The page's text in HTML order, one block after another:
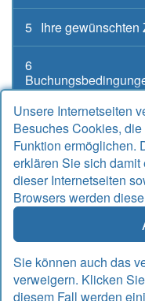
Unsere Internetseiten
Besuches Cookies,
Funktion ermöglichen.
erklären Sie sich
dieser Internetseiten
Browsers werden
Sie können auch das
verweigern. Klicken
diesem Fall werden
5 Ihre
6
Buchungsanfrage
Kontakt
Alter Sielweg 17 A
Telefon 04971 912667
Telefax
04971 925764
Email
info@rudek-
www.rudek-